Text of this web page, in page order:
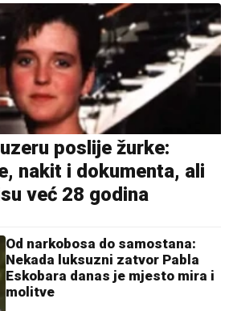
poslije žurke:
nakit i dokumenta, ali
već 28 godina
Od narkobosa do samostana:
Nekada luksuzni zatvor Pabla
Eskobara danas je mjesto mira i
molitve